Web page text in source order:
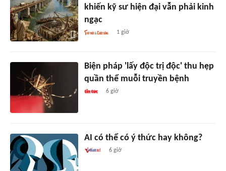
khiến kỹ sư hiện đại vẫn phải kinh
ngạc
1 giờ
Biện pháp 'lấy độc trị độc' thu hẹp
quần thể muỗi truyền bệnh
6 giờ
AI có thể có ý thức hay không?
6 giờ